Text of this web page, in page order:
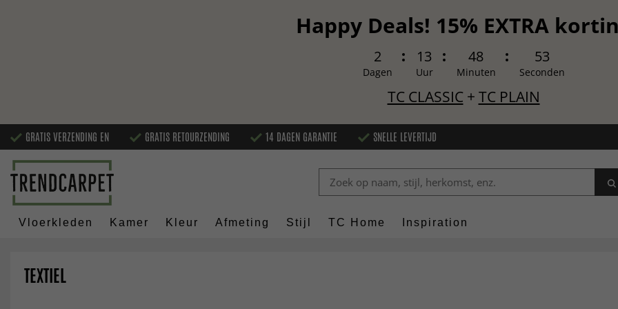
Happy Deals! 15% EXTRA
2
Dagen
13
Uur
48
Minuten
51
Seconden
TC CLASSIC+ TC PLAIN
GRATIS VERZENDING EN GRATIS RETOURZENDING 14 DAGEN GARANTIE SNELLE LEVERTIJD
Vloerkleden Kamer Kleur Afmeting Stijl TC Home Inspiration
TEXTIEL